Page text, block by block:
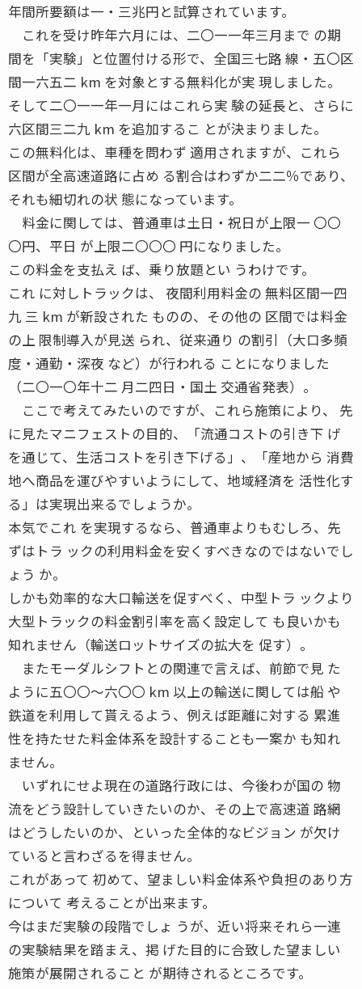
年間所要額は一・三兆円と試算されています。
これを受け昨年六月には、二〇一一年三月まで の期
間を「実験」と位置付ける形で、全国三七路 線・五〇区
間一六五二 km を対象とする無料化が実 現しました。
そして二〇一一年一月にはこれら実 験の延長と、さらに
六区間三二九 km を追加するこ とが決まりました。
この無料化は、車種を問わず 適用されますが、これら
区間が全高速道路に占め る割合はわずか二二％であり、
それも細切れの状 態になっています。
料金に関しては、普通車は土日・祝日が上限一 〇〇
〇円、平日 が上限二〇〇〇 円になりました。
この料金を支払え ば、乗り放題とい うわけです。
これ に対しトラックは、 夜間利用料金の 無料区間一四
九 三 km が新設された ものの、その他の 区間では料金
の上 限制導入が見送 られ、従来通り の割引（大口多頻
度・通勤・深夜 など）が行われる ことになりました
（二〇一〇年十二 月二四日・国土 交通省発表）。
ここで考えてみたいのですが、これら施策により、 先
に見たマニフェストの目的、「流通コストの引き下 げ
を通じて、生活コストを引き下げる」、「産地から 消費
地へ商品を運びやすいようにして、地域経済を 活性化す
る」は実現出来るでしょうか。
本気でこれ を実現するなら、普通車よりもむしろ、先
ずはトラ ックの利用料金を安くすべきなのではないでし
ょう か。
しかも効率的な大口輸送を促すべく、中型トラ ックより
大型トラックの料金割引率を高く設定して も良いかも
知れません（輸送ロットサイズの拡大を 促す）。
またモーダルシフトとの関連で言えば、前節で見 た
ように五〇〇〜六〇〇 km 以上の輸送に関しては船 や
鉄道を利用して貰えるよう、例えば距離に対する 累進
性を持たせた料金体系を設計することも一案か も知れ
ません。
いずれにせよ現在の道路行政には、今後わが国の 物
流をどう設計していきたいのか、その上で高速道 路網
はどうしたいのか、といった全体的なビジョン が欠け
ていると言わざるを得ません。
これがあって 初めて、望ましい料金体系や負担のあり方
について 考えることが出来ます。
今はまだ実験の段階でしょ うが、近い将来それら一連
の実験結果を踏まえ、掲 げた目的に合致した望ましい
施策が展開されること が期待されるところです。